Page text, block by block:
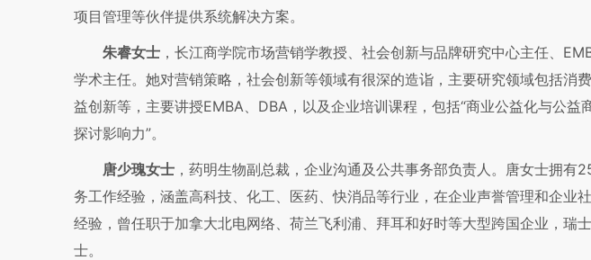
项目管理等伙伴提供系统解决方案。
朱睿女士 ，长江商学院市场营销学教授、社会创新与品牌研究中心主任、
学术主任。她对营销策略，社会创新等领域有很深的造诣，主要研究领域包括消
益创新等，主要讲授EMBA、DBA，以及企业培训课程，包括“商业公益化与公益
探讨影响力”。
唐少瑰女士 ，药明生物副总裁，企业沟通及公共事务部负责人。唐女士拥有
务工作经验，涵盖高科技、化工、医药、快消品等行业，在企业声誉管理和企业
经验，曾任职于加拿大北电网络、荷兰飞利浦、拜耳和好时等大型跨国企业，瑞
士。